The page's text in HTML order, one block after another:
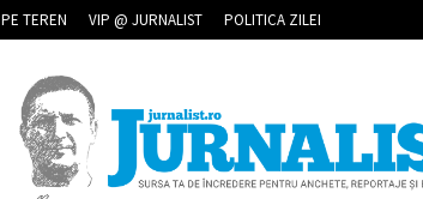
PE TEREN VIP @ JURNALIST POLITICA ZILEI